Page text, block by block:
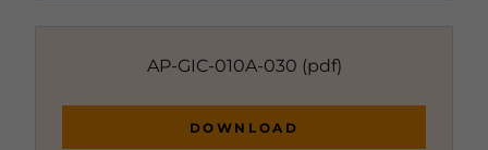
AP-GIC-010A-030 (pdf)
DOWNLOAD